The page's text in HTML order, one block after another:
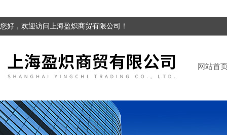
您好，欢迎访问上海盈炽商贸有限公司！
网站首